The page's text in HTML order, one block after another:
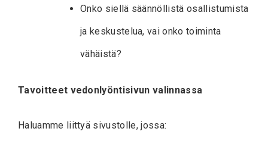
Onko siellä säännöllistä osallistumista
ja keskustelua, vai onko toiminta
vähäistä?
Tavoitteet vedonlyöntisivun valinnassa
Haluamme liittyä sivustolle, jossa: